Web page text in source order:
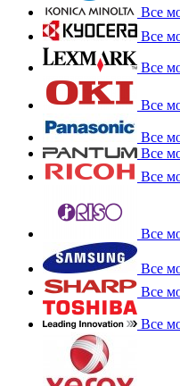
Все
Все
Все
Все
Все
Все
Все
Все
Все
Все
Все